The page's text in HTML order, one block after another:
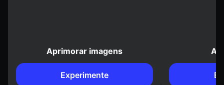
Aprimorar imagens
Experimente